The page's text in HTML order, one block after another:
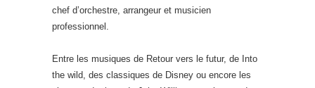
chef d’orchestre, arrangeur et musicien
professionnel.
Entre les musiques de Retour vers le futur, de Into
the wild, des classiques de Disney ou encore les